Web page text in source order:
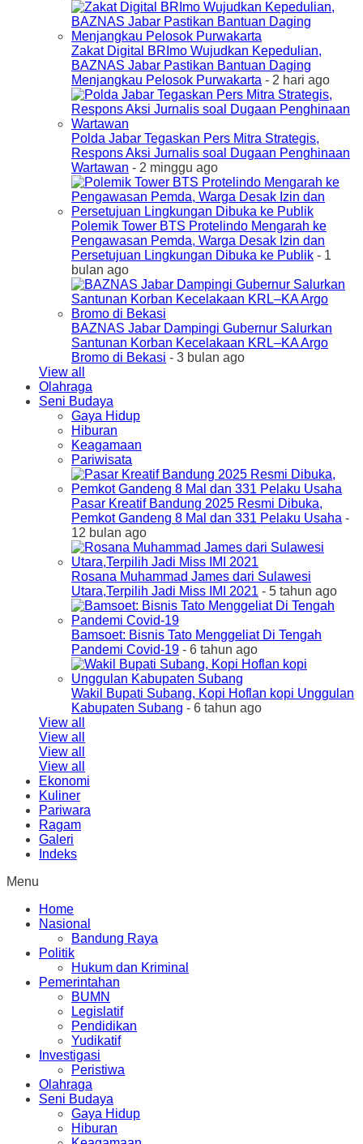
Zakat Digital BRImo Wujudkan Kepedulian,
BAZNAS Jabar Pastikan Bantuan Daging
Menjangkau Pelosok Purwakarta - 2 hari ago
Polda Jabar Tegaskan Pers Mitra Strategis,
Respons Aksi Jurnalis soal Dugaan Penghinaan
Wartawan - 2 minggu ago
Polemik Tower BTS Protelindo Mengarah ke
Pengawasan Pemda, Warga Desak Izin dan
Persetujuan Lingkungan Dibuka ke Publik - 1
bulan ago
BAZNAS Jabar Dampingi Gubernur Salurkan
Santunan Korban Kecelakaan KRL–KA Argo
Bromo di Bekasi - 3 bulan ago
View all
Olahraga
Seni Budaya
Gaya Hidup
Hiburan
Keagamaan
Pariwisata
Pasar Kreatif Bandung 2025 Resmi Dibuka,
Pemkot Gandeng 8 Mal dan 331 Pelaku Usaha -
12 bulan ago
Rosana Muhammad James dari Sulawesi
Utara,Terpilih Jadi Miss IMI 2021 - 5 tahun ago
Bamsoet: Bisnis Tato Menggeliat Di Tengah
Pandemi Covid-19 - 6 tahun ago
Wakil Bupati Subang, Kopi Hoflan kopi Unggulan
Kabupaten Subang - 6 tahun ago
View all
View all
View all
View all
Ekonomi
Kuliner
Pariwara
Ragam
Galeri
Indeks
Menu
Home
Nasional
Bandung Raya
Politik
Hukum dan Kriminal
Pemerintahan
BUMN
Legislatif
Pendidikan
Yudikatif
Investigasi
Peristiwa
Olahraga
Seni Budaya
Gaya Hidup
Hiburan